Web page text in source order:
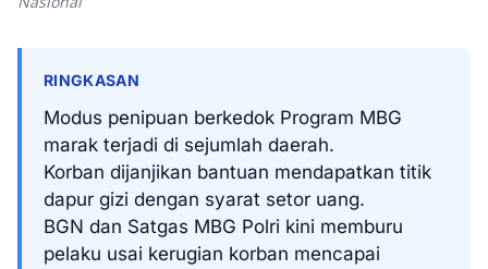
RINGKASAN
Modus penipuan berkedok Program MBG
marak terjadi di sejumlah daerah.
Korban dijanjikan bantuan mendapatkan titik
dapur gizi dengan syarat setor uang.
BGN dan Satgas MBG Polri kini memburu
pelaku usai kerugian korban mencapai